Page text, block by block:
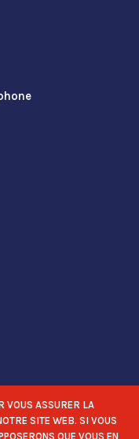
VOUS ASSURER LA
SITE WEB. SI VOUS
QUE VOUS EN